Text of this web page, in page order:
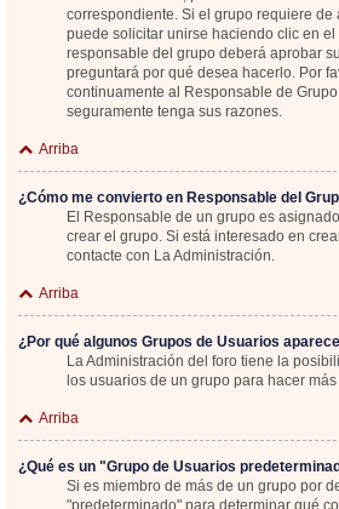
correspondiente. Si el grupo requiere
puede solicitar unirse haciendo clic en el
responsable del grupo deberá aprobar
preguntará por qué desea hacerlo. Por
continuamente al Responsable de
seguramente tenga sus razones.
Arriba
¿Cómo me convierto en Responsable del
El Responsable de un grupo es
crear el grupo. Si está interesado en
contacte con La Administración.
Arriba
¿Por qué algunos Grupos de Usuarios
La Administración del foro tiene la
los usuarios de un grupo para hacer
Arriba
¿Qué es un "Grupo de Usuarios
Si es miembro de más de un grupo por
"predeterminado" para determinar qué